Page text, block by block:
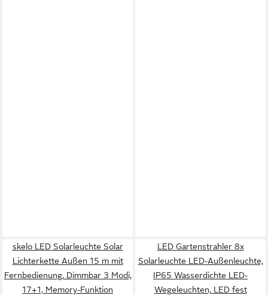
skelo LED Solarleuchte Solar
Lichterkette Außen 15 m mit
Fernbedienung, Dimmbar 3 Modi,
17+1, Memory-Funktion
LED Gartenstrahler 8x
Solarleuchte LED-Außenleuchte,
IP65 Wasserdichte LED-
Wegeleuchten, LED fest